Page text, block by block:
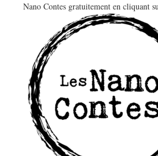
Nano Contes gratuitement en cliquant